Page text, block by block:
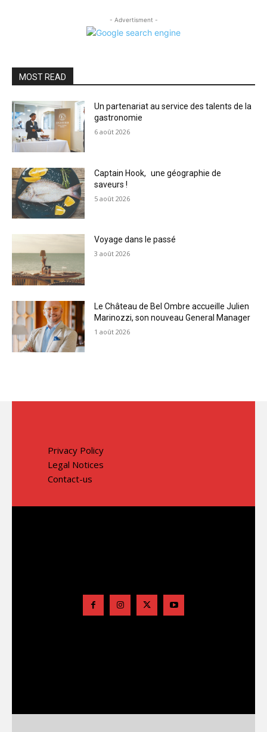
- Advertisment -
MOST READ
Un partenariat au service des talents de la
gastronomie
6 août 2026
Captain Hook, une géographie de
saveurs !
5 août 2026
Voyage dans le passé
3 août 2026
Le Château de Bel Ombre accueille Julien
Marinozzi, son nouveau General Manager
1 août 2026
Privacy Policy
Legal Notices
Contact-us